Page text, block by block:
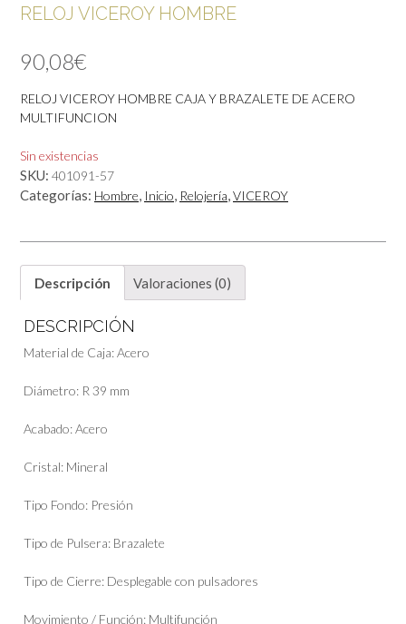
RELOJ VICEROY HOMBRE
90,08€
RELOJ VICEROY HOMBRE CAJA Y BRAZALETE DE ACERO
MULTIFUNCION
Sin existencias
SKU: 401091-57
Categorías: Hombre, Inicio, Relojería,VICEROY
Descripción Valoraciones (0)
DESCRIPCIÓN
Material de Caja:Acero
Diámetro: R 39 mm
Acabado:Acero
Cristal: Mineral
Tipo Fondo: Presión
Tipo de Pulsera: Brazalete
Tipo de Cierre: Desplegable con pulsadores
Movimiento / Función: Multifunción